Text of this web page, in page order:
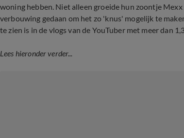
woning hebben. Niet alleen groeide hun zoontje
verbouwing gedaan om het zo 'knus' mogelijk te
te zien is in de vlogs van de YouTuber met meer dan
Lees hieronder verder...